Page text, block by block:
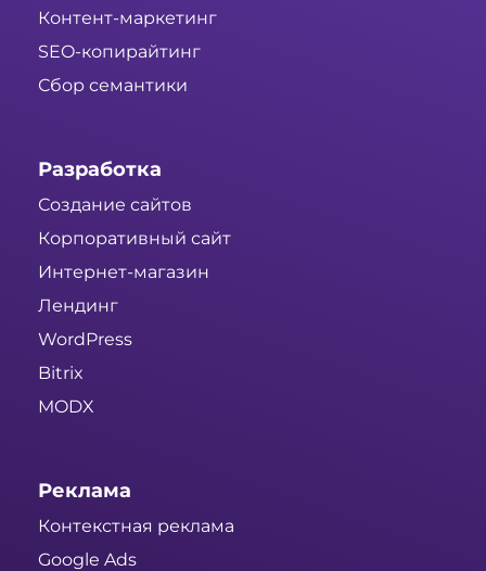
Контент-маркетинг
SEO-копирайтинг
Сбор семантики
Разработка
Создание сайтов
Корпоративный сайт
Интернет-магазин
Лендинг
WordPress
Bitrix
MODX
Реклама
Контекстная реклама
Google Ads